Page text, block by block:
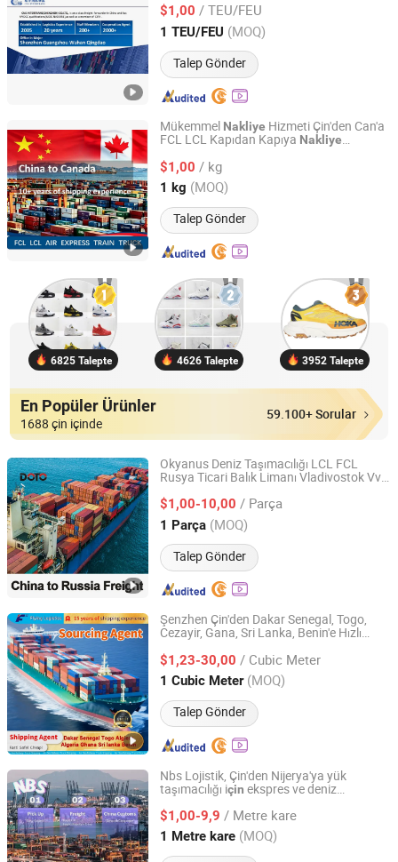
Amerika'ya
$1,00 / TEU/FEU
1 TEU/FEU (MOQ)
Talep Gönder
Guangdong, China Fiyat 2013
Mükemmel Nakliye Hizmeti Çin'den Can'a
FCL LCL Kapıdan Kapıya Nakliye
$1,00 / kg
1 kg (MOQ)
Talep Gönder
Shanghai Junshi Shunwei Supply Chain Co., Ltd
Shanghai, China Fiyat 2026
6825 Talepte 4626 Talepte 3952 Talepte
En Popüler Ürünler
1688 çin içinde
59.100+ Sorular
Okyanus Deniz Taşımacılığı LCL FCL
Rusya Ticari Balık Limanı Vladivostok Vvo
$1,00-10,00 / Parça
1 Parça (MOQ)
Talep Gönder
Ningbo Doto Supply Chain Co., Ltd
Zhejiang, China Fiyat 2014
Şenzhen Çin'den Dakar Senegal, Togo,
Cezayir, Gana, Sri Lanka, Benin'e Hızlı
Acentesi
$1,23-30,00 / Cubic Meter
1 Cubic Meter (MOQ)
Talep Gönder
Shenzhen Flying Supply Chain Co., Ltd.
Guangdong, China Fiyat 2022
Nbs Lojistik, Çin'den Nijerya'ya yük
taşımacılığı için ekspres ve deniz
$1,00-9,9 / Metre kare
1 Metre kare (MOQ)
Guangzhou Nuobesi International Logistics Co., Ltd.
Guangdong, China Fiyat 2025